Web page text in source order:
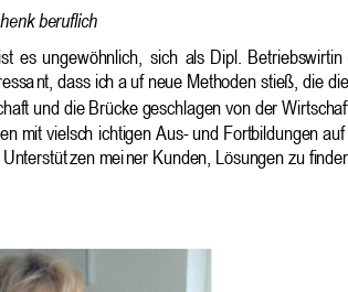
henk beruflich
ist es ungewöhnlich, sich als Dipl.
nt, dass ich a uf neue Methoden stieß, die
und die Brücke geschlagen von der
mit vielsch ichtigen Aus- und Fortbildungen
zen meiner Kunden, Lösungen zu